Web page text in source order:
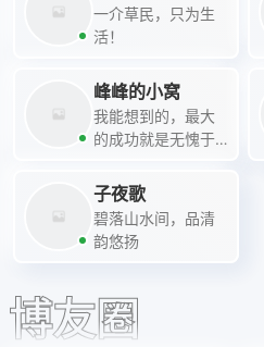
一介草民，只为生
活！
峰峰的小窝
我能想到的，最大
的成功就是无愧于
子夜歌
碧落山水间，品清
韵悠扬
博友圈